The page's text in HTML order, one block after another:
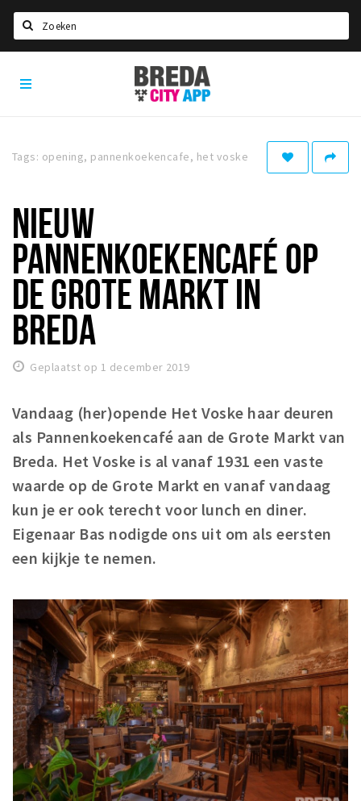
Home
Eten
Drinken
Slapen
Recreatief
Winkels
Parkeren
Musea, theaters & podia
Uitjes & activiteiten
Toeristische routes
Natuurgebieden
Sport
Privacy
Inloggen
Breda
City
App
Tags: opening, pannenkoekencafe, het voske
NIEUW
PANNENKOEKENCAFÉ OP
DE GROTE MARKT IN
BREDA
Geplaatst op 1 december 2019
Vandaag (her)opende Het Voske haar deuren
als Pannenkoekencafé aan de Grote Markt van
Breda. Het Voske is al vanaf 1931 een vaste
waarde op de Grote Markt en vanaf vandaag
kun je er ook terecht voor lunch en diner.
Eigenaar Bas nodigde ons uit om als eersten
een kijkje te nemen.